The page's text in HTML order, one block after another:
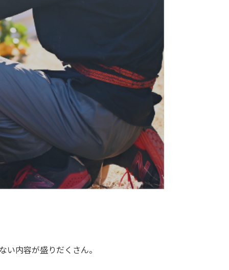
内容が盛りだくさん。